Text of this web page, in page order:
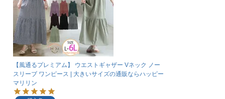
【風通るプレミアム】 ウエストギャザー Vネック ノー
スリーブ ワンピース | 大きいサイズの通販ならハッピー
マリリン